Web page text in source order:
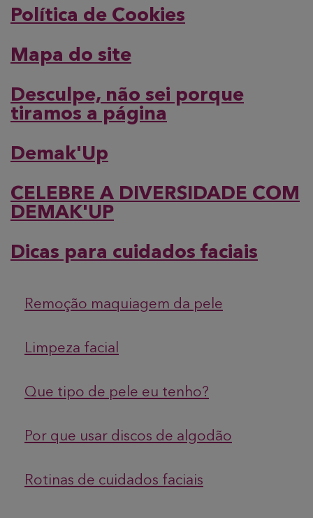
Política de Cookies
Mapa do site
Desculpe, não sei porque
tiramos a página
Demak'Up
CELEBRE A DIVERSIDADE COM
DEMAK'UP
Dicas para cuidados faciais
Remoção maquiagem da pele
Limpeza facial
Que tipo de pele eu tenho?
Por que usar discos de algodão
Rotinas de cuidados faciais